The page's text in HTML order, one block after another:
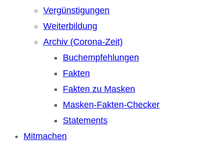
Vergünstigungen
Weiterbildung
Archiv (Corona-Zeit)
Buchempfehlungen
Fakten
Fakten zu Masken
Masken-Fakten-Checker
Statements
Mitmachen